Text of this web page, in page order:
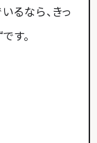
るなら、きっ
す。